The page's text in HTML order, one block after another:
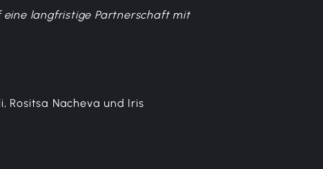
eine langfristige Partnerschaft mit
Rositsa Nacheva und Iris